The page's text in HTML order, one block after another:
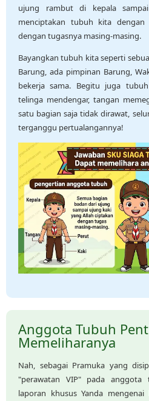
ujung rambut di kepala
menciptakan tubuh kita dengan
dengan tugasnya masing-masing.
Bayangkan tubuh kita seperti
Barung, ada pimpinan Barung,
bekerja sama. Begitu juga
telinga mendengar, tangan
satu bagian saja tidak dirawat,
terganggu pertualangannya!
Anggota Tubuh
Memeliharanya
Nah, sebagai Pramuka yang
"perawatan VIP" pada
laporan khusus Yanda